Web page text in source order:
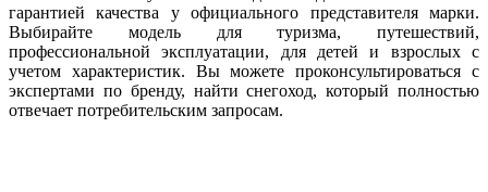
гарантией качества у официального представителя марки.
Выбирайте модель для туризма, путешествий,
профессиональной эксплуатации, для детей и взрослых с
учетом характеристик. Вы можете проконсультироваться с
экспертами по бренду, найти снегоход, который полностью
отвечает потребительским запросам.